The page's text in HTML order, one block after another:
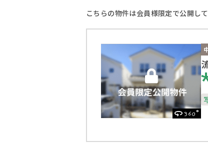
こちらの物件は会員様限定で公開し
360°